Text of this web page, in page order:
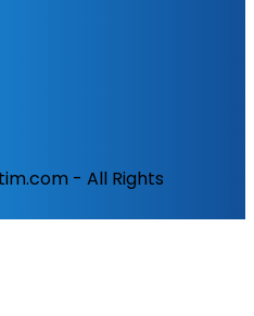
- All Rights